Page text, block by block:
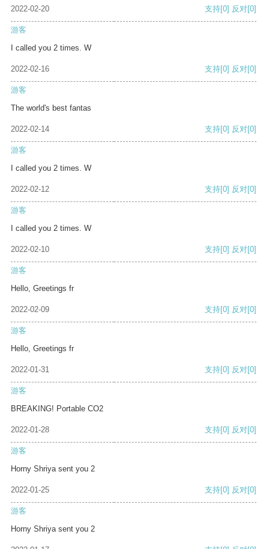
2022-02-20 支持[0] 反对[0]
游客
I called you 2 times. W
2022-02-16 支持[0] 反对[0]
游客
The world's best fantas
2022-02-14 支持[0] 反对[0]
游客
I called you 2 times. W
2022-02-12 支持[0] 反对[0]
游客
I called you 2 times. W
2022-02-10 支持[0] 反对[0]
游客
Hello, Greetings fr
2022-02-09 支持[0] 反对[0]
游客
Hello, Greetings fr
2022-01-31 支持[0] 反对[0]
游客
BREAKING! Portable CO2
2022-01-28 支持[0] 反对[0]
游客
Horny Shriya sent you 2
2022-01-25 支持[0] 反对[0]
游客
Horny Shriya sent you 2